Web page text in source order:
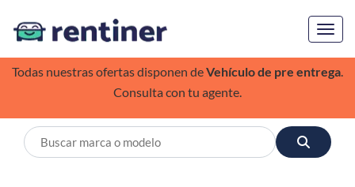
Todas nuestras ofertas disponen deVehículo de pre entrega.
Consulta con tu agente.